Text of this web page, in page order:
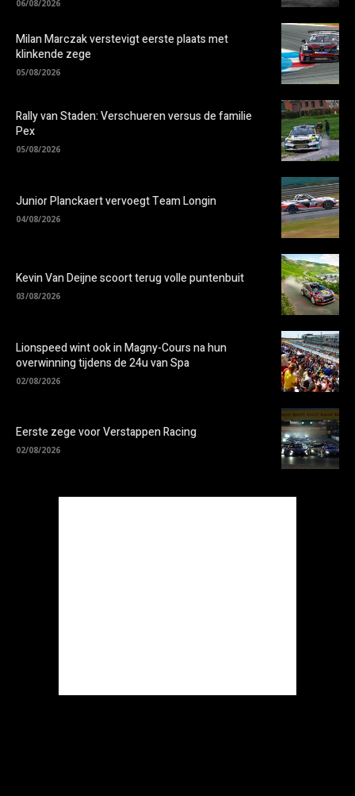
06/08/2026
Milan Marczak verstevigt eerste plaats met
klinkende zege
05/08/2026
Rally van Staden: Verschueren versus de familie
Pex
05/08/2026
Junior Planckaert vervoegt Team Longin
04/08/2026
Kevin Van Deijne scoort terug volle puntenbuit
03/08/2026
Lionspeed wint ook in Magny-Cours na hun
overwinning tijdens de 24u van Spa
02/08/2026
Eerste zege voor Verstappen Racing
02/08/2026